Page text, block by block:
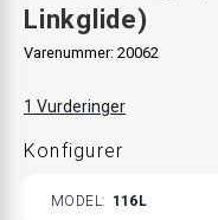
Linkglide)
Varenummer: 20062
1 Vurderinger
Konfigurer
MODEL 116L
VARIANTS